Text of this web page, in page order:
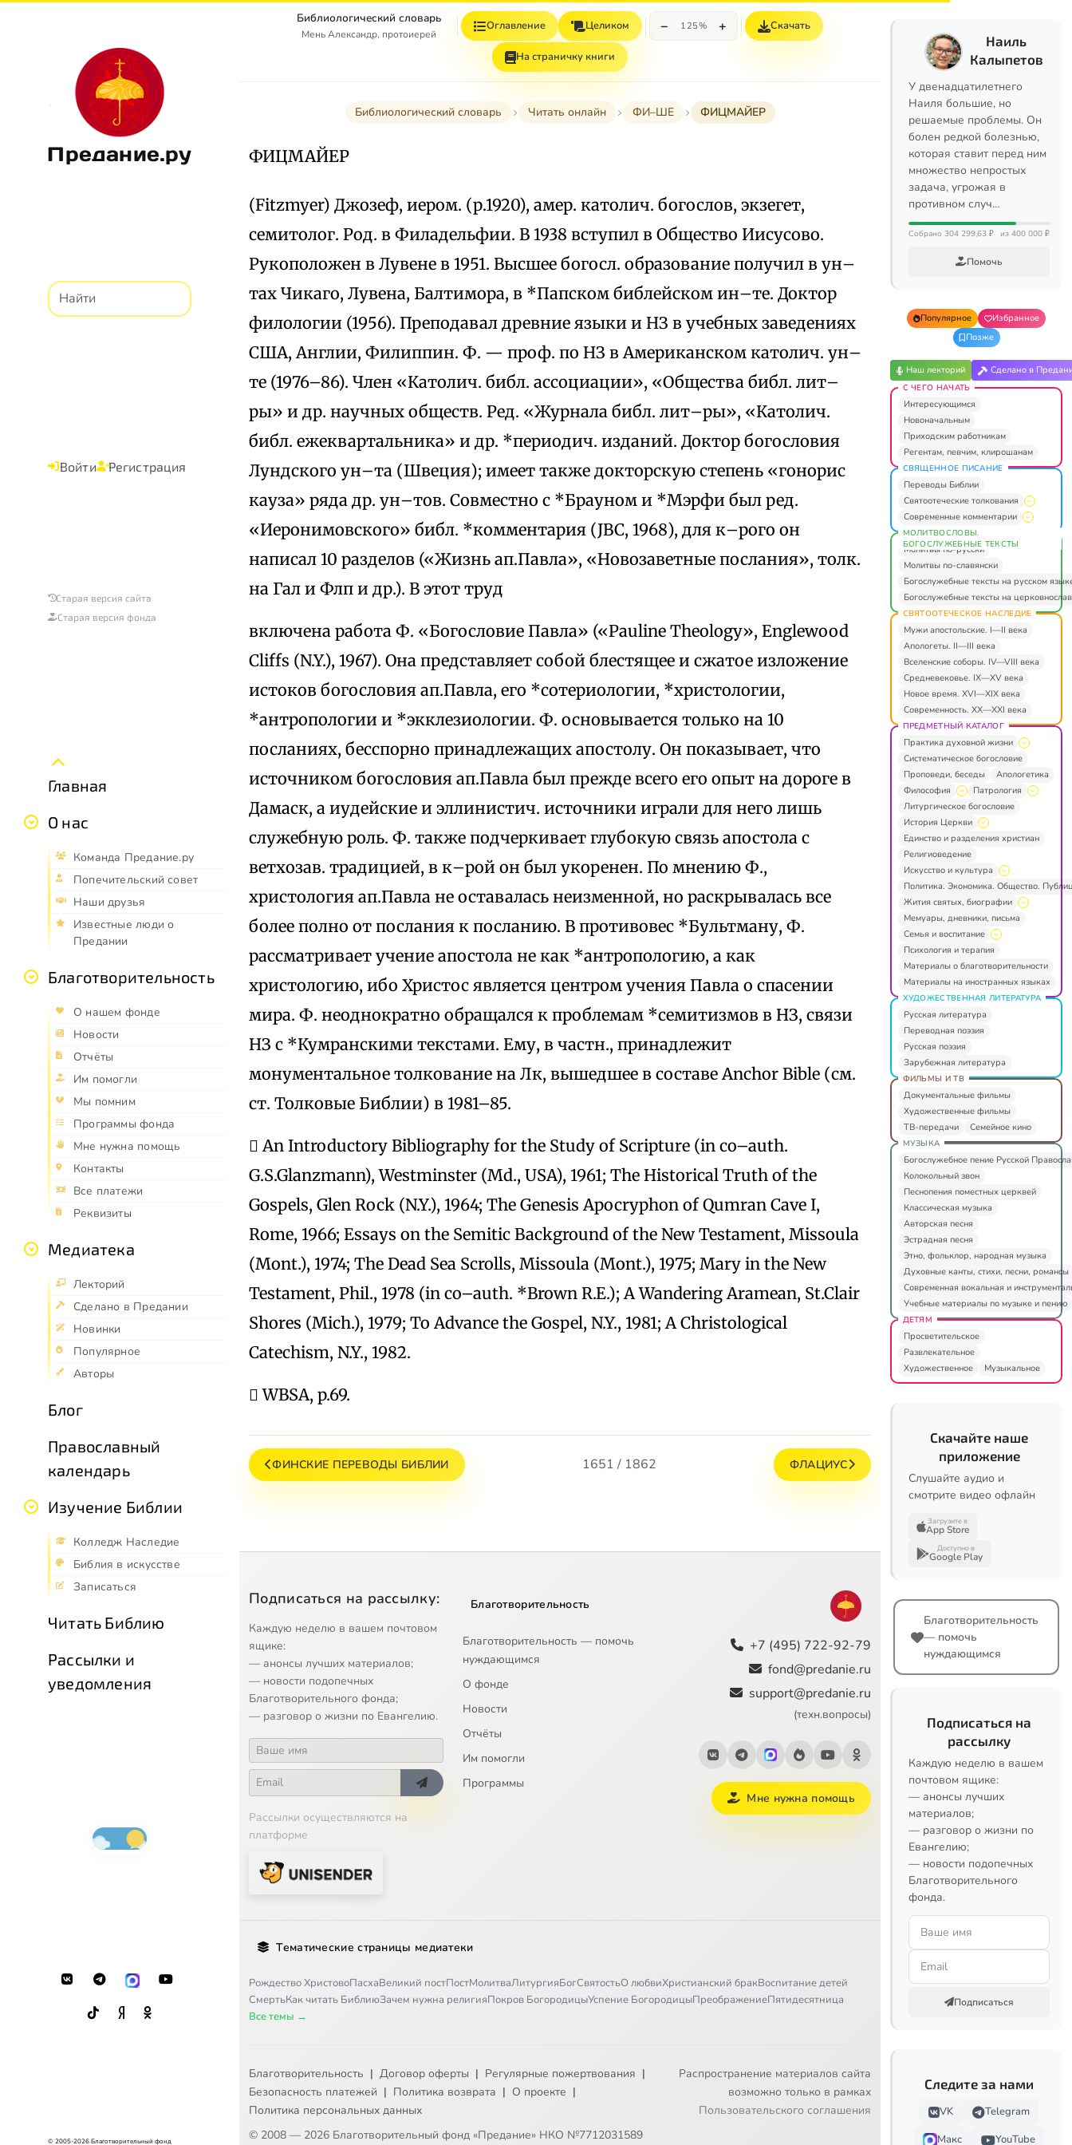
Предание.ру
Войти Регистрация
Старая версия сайта
Старая версия фонда
Главная
О нас
Команда Предание.ру
Попечительский совет
Наши друзья
Известные люди о
Предании
Благотворительность
О нашем фонде
Новости
Отчёты
Им помогли
Мы помним
Программы фонда
Мне нужна помощь
Контакты
Все платежи
Реквизиты
Медиатека
Лекторий
Сделано в Предании
Новинки
Популярное
Авторы
Блог
Православный
календарь
Изучение Библии
Колледж Наследие
Библия в искусстве
Записаться
Читать Библию
Рассылки и
уведомления
© 2005-2026 Благотворительный фонд
Библиологический словарь
Мень Александр, протоиерей
Оглавление Целиком − 125% + Скачать
На страничку книги
Библиологический словарь Читать онлайн ФИ–ШЕ ФИЦМАЙЕР
ФИЦМАЙЕР
(Fitzmyer) Джозеф, иером. (р.1920), амер. католич. богослов, экзегет,
семитолог. Род. в Филадельфии. В 1938 вступил в Общество Иисусово.
Рукоположен в Лувене в 1951. Высшее богосл. образование получил в ун–
тах Чикаго, Лувена, Балтимора, в *Папском библейском ин–те. Доктор
филологии (1956). Преподавал древние языки и НЗ в учебных заведениях
США, Англии, Филиппин. Ф. — проф. по НЗ в Американском католич. ун–
те (1976–86). Член «Католич. библ. ассоциации», «Общества библ. лит–
ры» и др. научных обществ. Ред. «Журнала библ. лит–ры», «Католич.
библ. ежеквартальника» и др. *периодич. изданий. Доктор богословия
Лундского ун–та (Швеция); имеет также докторскую степень «гонорис
кауза» ряда др. ун–тов. Совместно с *Брауном и *Мэрфи был ред.
«Иеронимовского» библ. *комментария (JBC, 1968), для к–рого он
написал 10 разделов («Жизнь ап.Павла», «Новозаветные послания», толк.
на Гал и Флп и др.). В этот труд
включена работа Ф. «Богословие Павла» («Pauline Theology», Englewood
Cliffs (N.Y.), 1967). Она представляет собой блестящее и сжатое изложение
истоков богословия ап.Павла, его *сотериологии, *христологии,
*антропологии и *экклезиологии. Ф. основывается только на 10
посланиях, бесспорно принадлежащих апостолу. Он показывает, что
источником богословия ап.Павла был прежде всего его опыт на дороге в
Дамаск, а иудейские и эллинистич. источники играли для него лишь
служебную роль. Ф. также подчеркивает глубокую связь апостола с
ветхозав. традицией, в к–рой он был укоренен. По мнению Ф.,
христология ап.Павла не оставалась неизменной, но раскрывалась все
более полно от послания к посланию. В противовес *Бультману, Ф.
рассматривает учение апостола не как *антропологию, а как
христологию, ибо Христос является центром учения Павла о спасении
мира. Ф. неоднократно обращался к проблемам *семитизмов в НЗ, связи
НЗ с *Кумранскими текстами. Ему, в частн., принадлежит
монументальное толкование на Лк, вышедшее в составе Anchor Bible (см.
ст. Толковые Библии) в 1981–85.
 An Introductory Bibliography for the Study of Scripture (in co–auth.
G.S.Glanzmann), Westminster (Md., USA), 1961; The Historical Truth of the
Gospels, Glen Rock (N.Y.), 1964; The Genesis Apocryphon of Qumran Cave I,
Rome, 1966; Essays on the Semitic Background of the New Testament, Missoula
(Mont.), 1974; The Dead Sea Scrolls, Missoula (Mont.), 1975; Mary in the New
Testament, Phil., 1978 (in co–auth. *Brown R.E.); A Wandering Aramean, St.Clair
Shores (Mich.), 1979; To Advance the Gospel, N.Y., 1981; A Christological
Catechism, N.Y., 1982.
 WBSA, p.69.
ФИНСКИЕ ПЕРЕВОДЫ БИБЛИИ 1651 / 1862 ФЛАЦИУС
Подписаться на рассылку:
Каждую неделю в вашем почтовом
ящике:
— анонсы лучших материалов;
— новости подопечных
Благотворительного фонда;
— разговор о жизни по Евангелию.
Рассылки осуществляются на
платформе
Благотворительность
Благотворительность — помочь
нуждающимся
О фонде
Новости
Отчёты
Им помогли
Программы
+7 (495) 722-92-79
fond@predanie.ru
support@predanie.ru
(техн.вопросы)
Мне нужна помощь
Тематические страницы медиатеки
Рождество ХристовоПасхаВеликий постПостМолитваЛитургияБогСвятостьО любвиХристианский бракВоспитание детей
СмертьКак читать БиблиюЗачем нужна религияПокров БогородицыУспение БогородицыПреображениеПятидесятница
Все темы →
Благотворительность | Договор оферты | Регулярные пожертвования |
Безопасность платежей | Политика возврата | О проекте |
Политика персональных данных
© 2008 — 2026 Благотворительный фонд «Предание» НКО №7712031589
Распространение материалов сайта
возможно только в рамках
Пользовательского соглашения
Наиль
Калыпетов
У двенадцатилетнего
Наиля большие, но
решаемые проблемы. Он
болен редкой болезнью,
которая ставит перед ним
множество непростых
задача, угрожая в
противном случ…
Собрано 304 299,63 ₽ из 400 000 ₽
Помочь
Популярное
Избранное
Позже
Наш лекторий Сделано в
С ЧЕГО НАЧАТЬ
Интересующимся
Новоначальным
Приходским работникам
Регентам, певчим, клирошанам
СВЯЩЕННОЕ ПИСАНИЕ
Переводы Библии
Святоотеческие толкования
Современные комментарии
МОЛИТВОСЛОВЫ.
БОГОСЛУЖЕБНЫЕ ТЕКСТЫ
Молитвы по-русски
Молитвы по-славянски
Богослужебные тексты на русском
Богослужебные тексты на
СВЯТООТЕЧЕСКОЕ НАСЛЕДИЕ
Мужи апостольские. I—II века
Апологеты. II—III века
Вселенские соборы. IV—VIII века
Средневековье. IX—XV века
Новое время. XVI—XIX века
Современность. XX—XXI века
ПРЕДМЕТНЫЙ КАТАЛОГ
Практика духовной жизни
Систематическое богословие
Проповеди, беседы
Апологетика
Философия
Патрология
Литургическое богословие
История Церкви
Единство и разделения христиан
Религиоведение
Искусство и культура
Политика. Экономика. Общество.
Жития святых, биографии
Мемуары, дневники, письма
Семья и воспитание
Психология и терапия
Материалы о благотворительности
Материалы на иностранных языках
ХУДОЖЕСТВЕННАЯ ЛИТЕРАТУРА
Русская литература
Переводная поэзия
Русская поэзия
Зарубежная литература
ФИЛЬМЫ И ТВ
Документальные фильмы
Художественные фильмы
ТВ-передачи
Семейное кино
МУЗЫКА
Богослужебное пение Русской
Колокольный звон
Песнопения поместных церквей
Классическая музыка
Авторская песня
Эстрадная песня
Этно, фольклор, народная музыка
Духовные канты, стихи, песни, романсы
Современная вокальная и
Учебные материалы по музыке и пению
ДЕТЯМ
Просветительское
Развлекательное
Художественное
Музыкальное
Скачайте наше
приложение
Слушайте аудио и
смотрите видео офлайн
Загрузите в
App Store
Доступно в
Google Play
Благотворительность
— помочь
нуждающимся
Подписаться на
рассылку
Каждую неделю в вашем
почтовом ящике:
— анонсы лучших
материалов;
— разговор о жизни по
Евангелию;
— новости подопечных
Благотворительного
фонда.
Подписаться
Следите за нами
VK
Telegram
Макс
YouTube